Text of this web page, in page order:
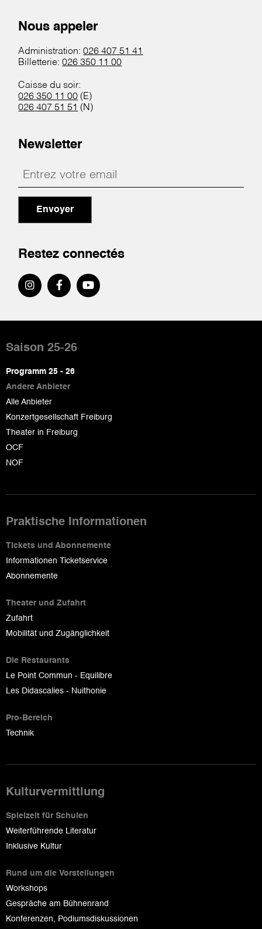
Nous appeler
Administration:026 407 51 41
Billetterie:026 350 11 00
Caisse du soir:
026 350 11 00 (E)
026 407 51 51 (N)
Newsletter
Envoyer
Restez connectés
de
page
Saison 25-26
Programm 25 - 26
Andere Anbieter
Alle Anbieter
Konzertgesellschaft Freiburg
Theater in Freiburg
OCF
NOF
Praktische Informationen
Tickets und Abonnemente
Informationen Ticketservice
Abonnemente
Theater und Zufahrt
Zufahrt
Mobilität und Zugänglichkeit
Die Restaurants
Le Point Commun - Equilibre
Les Didascalies - Nuithonie
Pro-Bereich
Technik
Kulturvermittlung
Spielzeit für Schulen
Weiterführende Literatur
Inklusive Kultur
Rund um die Vorstellungen
Workshops
Gespräche am Bühnenrand
Konferenzen, Podiumsdiskussionen